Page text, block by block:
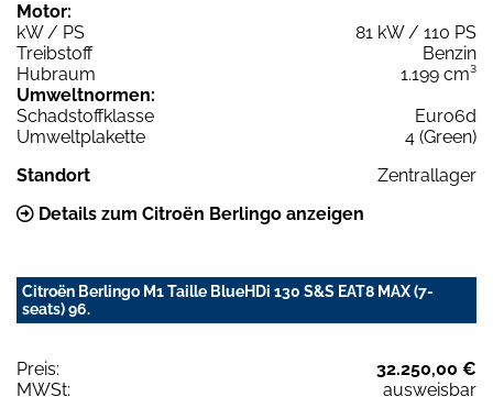
Motor:
kW / PS
81 kW / 110 PS
Treibstoff
Benzin
Hubraum
1.199 cm³
Umweltnormen:
Schadstoffklasse
Euro6d
Umweltplakette
4 (Green)
Standort
Zentrallager
Details zum Citroën Berlingo anzeigen
Citroën Berlingo M1 Taille BlueHDi 130 S&S EAT8 MAX (7-
seats) 96.
Preis:
32.250,00 €
MWSt:
ausweisbar